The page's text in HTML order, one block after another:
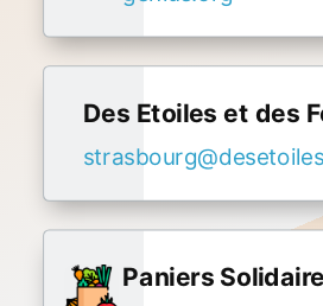
Des Etoiles et des
Paniers